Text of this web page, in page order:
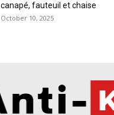
canapé, fauteuil et chaise
October 10, 2025